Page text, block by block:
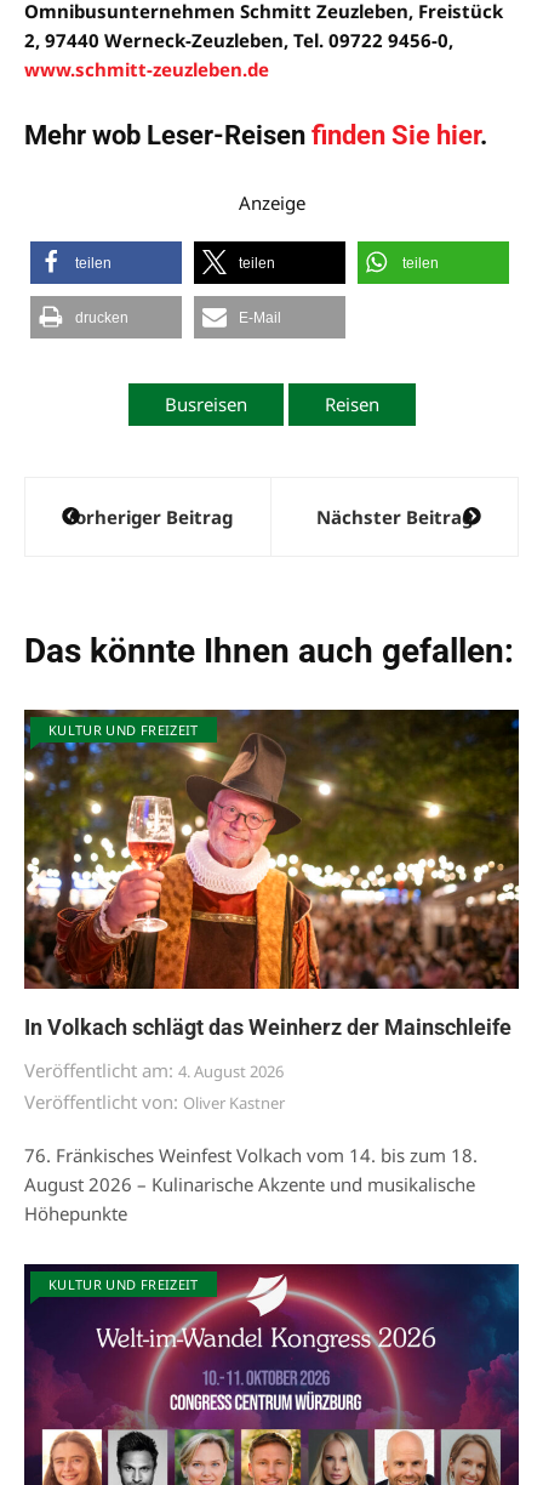
Omnibusunternehmen Schmitt Zeuzleben, Freistück
2, 97440 Werneck-Zeuzleben, Tel. 09722 9456-0,
www.schmitt-zeuzleben.de
Mehr wob Leser-Reisen finden Sie hier.
Anzeige
teilen teilen teilen
drucken E-Mail
Busreisen Reisen
Beitragsnavigation
Vorheriger Beitrag Nächster Beitrag
Das könnte Ihnen auch gefallen:
KULTUR UND FREIZEIT
In Volkach schlägt das Weinherz der Mainschleife
Veröffentlicht am: 4. August 2026
Veröffentlicht von: Oliver Kastner
76. Fränkisches Weinfest Volkach vom 14. bis zum 18.
August 2026 – Kulinarische Akzente und musikalische
Höhepunkte
KULTUR UND FREIZEIT